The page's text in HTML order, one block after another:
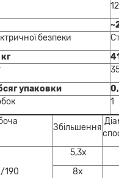
безпеки
упаковки
1
Збільшення
190
5,3х
8х